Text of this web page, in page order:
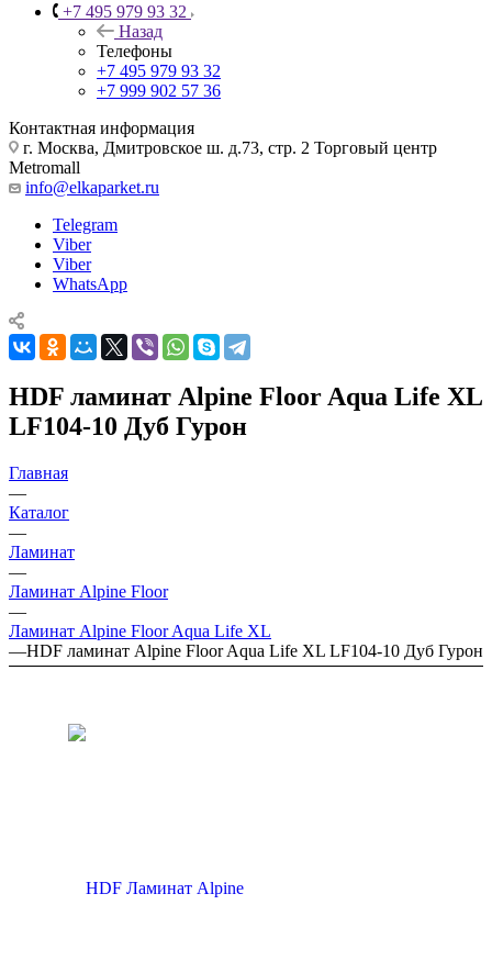
+7 495 979 93 32
Назад
Телефоны
+7 495 979 93 32
+7 999 902 57 36
Контактная информация
г. Москва, Дмитровское ш. д.73, стр. 2 Торговый центр
Metromall
info@elkaparket.ru
Telegram
Viber
Viber
WhatsApp
HDF ламинат Alpine Floor Aqua Life XL
LF104-10 Дуб Гурон
Главная
—
Каталог
—
Ламинат
—
Ламинат Alpine Floor
—
Ламинат Alpine Floor Aqua Life XL
—HDF ламинат Alpine Floor Aqua Life XL LF104-10 Дуб Гурон